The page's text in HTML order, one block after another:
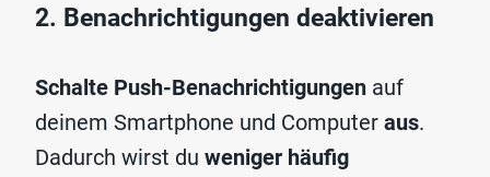
2. Benachrichtigungen deaktivieren
Schalte Push-Benachrichtigungen auf
deinem Smartphone und Computer aus.
Dadurch wirst du weniger häufig